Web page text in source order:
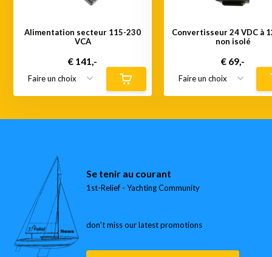
Alimentation secteur 115-230
VCA
€ 141,-
Convertisseur 24 VDC à
non isolé
€ 69,-
Se tenir au courant
1st-Relief - Yachting Community
don’t miss our latest promotions